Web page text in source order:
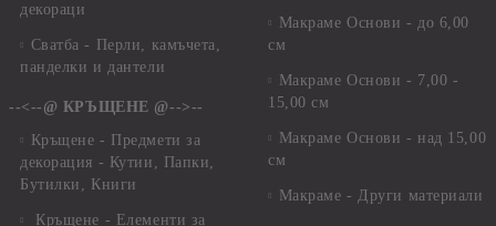
декораци
Сватба - Перли, камъчета,
панделки и дантели
--<--@ КРЪЩЕНЕ @-->--
Кръщене - Предмети за
декорация - Кутии, Папки,
Бутилки, Книги
Кръщене - Елементи за
Макраме Основи - до 6,00
см
Макраме Основи - 7,00 -
15,00 см
Макраме Основи - над 15,00
см
Макраме - Други материали